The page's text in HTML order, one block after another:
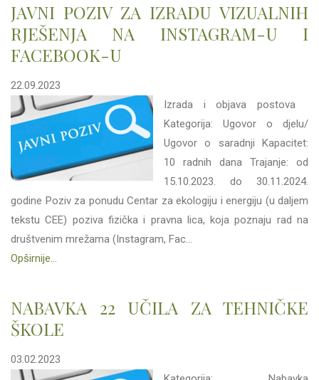
JAVNI POZIV ZA IZRADU VIZUALNIH
RJEŠENJA NA INSTAGRAM-U I
FACEBOOK-U
22.09.2023
Izrada i objava postova
Kategorija: Ugovor o djelu/
Ugovor o saradnji Kapacitet:
10 radnih dana Trajanje: od
15.10.2023. do 30.11.2024.
godine Poziv za ponudu Centar za ekologiju i energiju (u daljem
tekstu CEE) poziva fizička i pravna lica, koja poznaju rad na
društvenim mrežama (Instagram, Fac...
Opširnije...
NABAVKA 22 UČILA ZA TEHNIČKE
ŠKOLE
03.02.2023